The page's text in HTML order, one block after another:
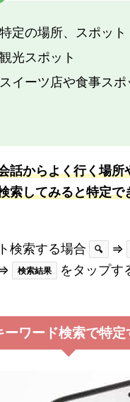
特定の場所、スポット
観光スポット
スイーツ店や食事スポ
話からよく行く場所
索してみると特定で
検索する場合 🔍 ⇒
検索結果
をタップす
ーワード検索で特定